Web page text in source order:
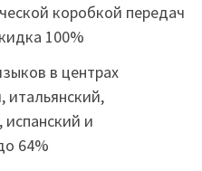
коробкой передач
100%
в центрах
итальянский,
и
64%